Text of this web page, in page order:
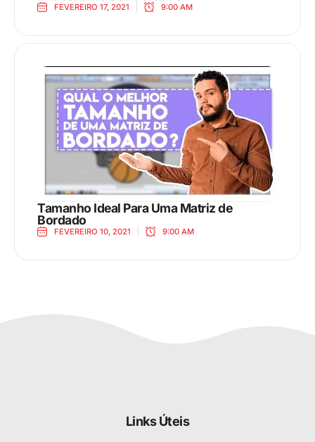
FEVEREIRO 17, 2021 9:00 AM
Tamanho Ideal Para Uma Matriz de
Bordado
FEVEREIRO 10, 2021 9:00 AM
Links Úteis